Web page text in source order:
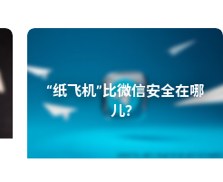
“纸飞机”比微信安全在哪
儿？